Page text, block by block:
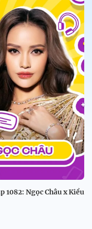
1082: Ngọc Châu x Kiều